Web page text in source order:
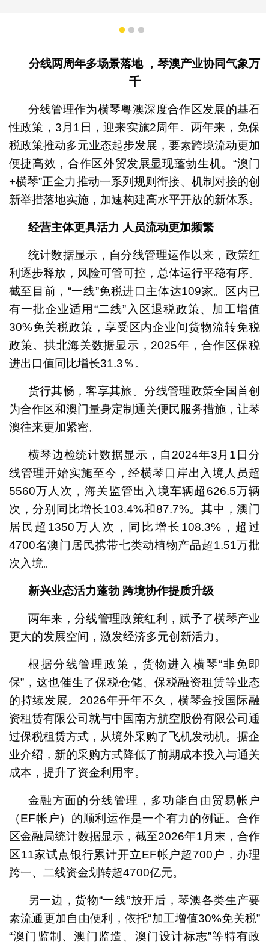
1 2 3
分线两周年多场景落地 ，琴澳产业协同气象万
千
分线管理作为横琴粤澳深度合作区发展的基石
性政策，3月1日，迎来实施2周年。两年来，免保
税政策推动多元业态起步发展，要素跨境流动更加
便捷高效，合作区外贸发展显现蓬勃生机。“澳门
+横琴”正全力推动一系列规则衔接、机制对接的创
新举措落地实施，加速构建高水平开放的新体系。
经营主体更具活力 人员流动更加频繁
统计数据显示，自分线管理运作以来，政策红
利逐步释放，风险可管可控，总体运行平稳有序。
截至目前，“一线”免税进口主体达109家。区内已
有一批企业适用“二线”入区退税政策、加工增值
30%免关税政策，享受区内企业间货物流转免税
政策。拱北海关数据显示，2025年，合作区保税
进出口值同比增长31.3％。
货行其畅，客享其旅。分线管理政策全国首创
为合作区和澳门量身定制通关便民服务措施，让琴
澳往来更加紧密。
横琴边检统计数据显示，自2024年3月1日分
线管理开始实施至今，经横琴口岸出入境人员超
5560万人次，海关监管出入境车辆超626.5万辆
次，分别同比增长103.4%和87.7%。其中，澳门
居民超1350万人次，同比增长108.3%，超过
4700名澳门居民携带七类动植物产品超1.51万批
次入境。
新兴业态活力蓬勃 跨境协作提质升级
两年来，分线管理政策红利，赋予了横琴产业
更大的发展空间，激发经济多元创新活力。
根据分线管理政策，货物进入横琴“非免即
保”，这也催生了保税仓储、保税融资租赁等业态
的持续发展。2026年开年不久，横琴金投国际融
资租赁有限公司就与中国南方航空股份有限公司通
过保税租赁方式，从境外采购了飞机发动机。据企
业介绍，新的采购方式降低了前期成本投入与通关
成本，提升了资金利用率。
金融方面的分线管理，多功能自由贸易帐户
（EF帐户）的顺利运作是一个有力的例证。合作
区金融局统计数据显示，截至2026年1月末，合作
区11家试点银行累计开立EF帐户超700户，办理
跨一、二线资金划转超4700亿元。
另一边，货物“一线”放开后，琴澳各类生产要
素流通更加自由便利，依托“加工增值30%免关税”
“澳门监制、澳门监造、澳门设计标志”等特有政